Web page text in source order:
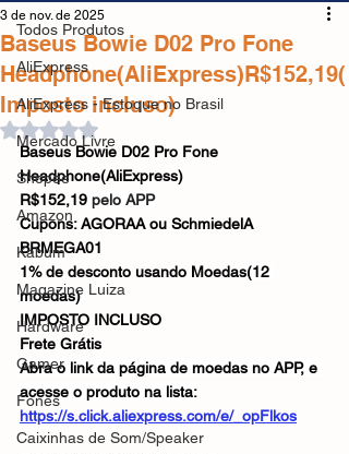
Todos Produtos
AliExpress
AliExpress - Estoque no Brasil
Mercado Livre
Shopee
Amazon
Kabum
Magazine Luiza
Hardware
Gamer
Fones
Caixinhas de Som/Speaker
Baseus Bowie D02 Pro Fone
Headphone(AliExpress)R$152,19(
Imposto incluso)
3 de nov. de 2025
Avaliado com NaN de 5 estrelas.
Baseus Bowie D02 Pro Fone
Headphone(AliExpress)
R$152,19 pelo APP
Cupons: AGORAA ou SchmiedelA
BRMEGA01
1% de desconto usando Moedas(12
moedas)
IMPOSTO INCLUSO
Frete Grátis
Abra o link da página de moedas no APP, e
acesse o produto na lista:
https://s.click.aliexpress.com/e/_opFlkos